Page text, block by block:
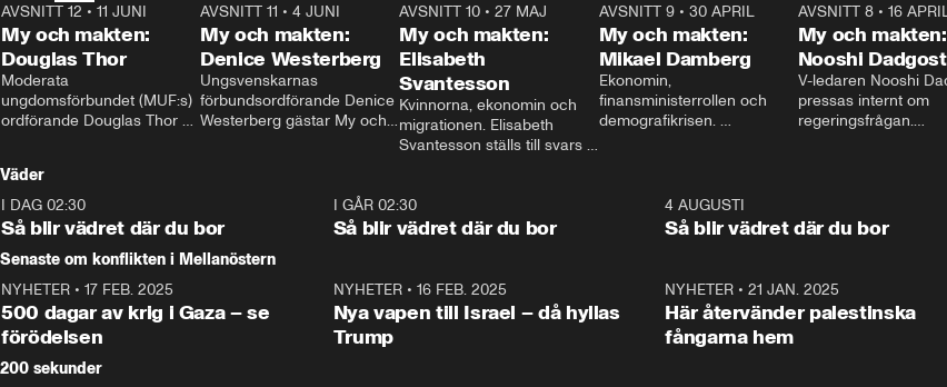
26:27
AVSNITT 12 • 11 JUNI
My och makten:
Douglas Thor
Moderata
ungdomsförbundet (MUF:s)
ordförande Douglas Thor
tonårsutvisningarna och hur
Moderaterna ska locka
väljare till valet i höst.
23:40
AVSNITT 11 •4 JUNI
My och makten:
Denice Westerberg
Ungsvenskarnas
förbundsordförande Denice
Westerberg gästar My och
AVSNITT 10 •27 MAJ
My och makten:
Elisabeth
Svantesson
Kvinnorna, ekonomin och
migrationen. Elisabeth
Svantesson ställs till svars
AVSNITT 9• 30 APRIL
My och makten:
Mikael Damberg
Ekonomin,
finansministerrollen och
demografikrisen.
och Makten.
AVSNITT 8• 16
My och makten:
Nooshi
V-ledaren Nooshi
pressas internt om
regeringsfrågan.
– Vi ställer upp i val.
vara med så sitter vi
Väder
I DAG 02:30
Så blir vädret där du bor
1:06
I GÅR 02:30
Så blir vädret där du bor
4 AUGUSTI
Så blir vädret där du bor
Senaste om konflikten i Mellanöstern
NYHETER • 17 FEB. 2025
500 dagar av krig i Gaza – se
förödelsen
NYHETER• 16 FEB. 2025
Nya vapen till Israel – då hyllas
Trump
NYHETER •21 JAN. 2025
Här återvänder palestinska
fångarna hem
200 sekunder